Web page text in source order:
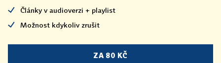
Články v audioverzi + playlist
Možnost kdykoliv zrušit
ZA 80 KČ